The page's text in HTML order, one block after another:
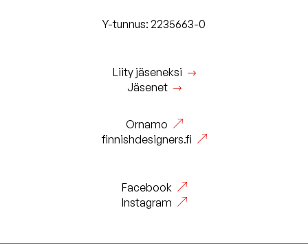
Y-tunnus: 2235663-0
Liity jäseneksi
Jäsenet
Ornamo
finnishdesigners.fi
Facebook
Instagram